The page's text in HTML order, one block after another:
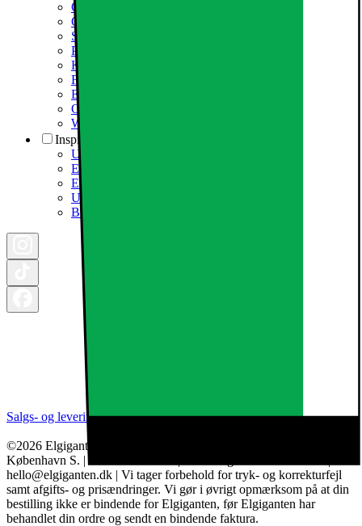
Om Elkjøp Nordic
Om Elgiganten
Samfundsansvar
Presseinformation
Karriere i Elgiganten
Fødevarestyrelsen smiley
Elgigantens Kundeklub
Om Elgiganten Erhverv
Whistleblowing i organisationen
Inspiration
Ugens tilbud - og andre gode priser
Epoq køkken & bryggers
Elgigantens Magasin
Udsalg
Black Friday 2026
Salgs- og leveringsbetingelserKategorierBrands Cookie indstillinger
©2026 Elgiganten A/S | Arne Jacobsens Allé 16, 2. - 2300
København S. | CVR: 17237977 | Alle rettigheder forbeholdes |
hello@elgiganten.dk | Vi tager forbehold for tryk- og korrekturfejl
samt afgifts- og prisændringer. Vi gør i øvrigt opmærksom på at din
bestilling ikke er bindende for Elgiganten, før Elgiganten har
behandlet din ordre og sendt en bindende faktura.